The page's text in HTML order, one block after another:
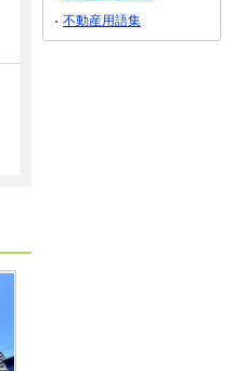
不動産用語集